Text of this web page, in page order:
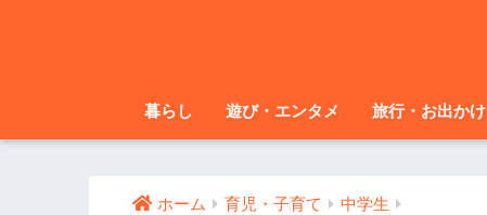
暮らし 遊び・エンタメ 旅行・お出かけ
ホーム 育児・子育て 中学生